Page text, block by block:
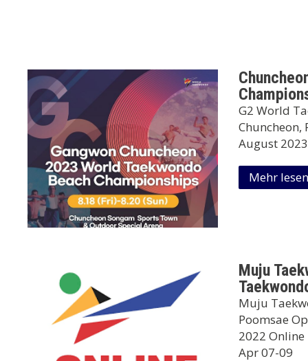
G2 World
Chuncheon,
August
Mehr lesen
Muju
Muju
Poomsae
2022
Apr 07-09